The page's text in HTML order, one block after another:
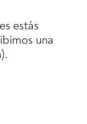
estás
una